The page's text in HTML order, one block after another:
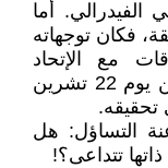
الفيدرالي. أما
فكان توجهاته
مع الإتحاد
السوفييتي. لكن كينيدي اغتيل برصاصتين يوم 22 تشرين
التساؤل: هل
تتداعى؟!